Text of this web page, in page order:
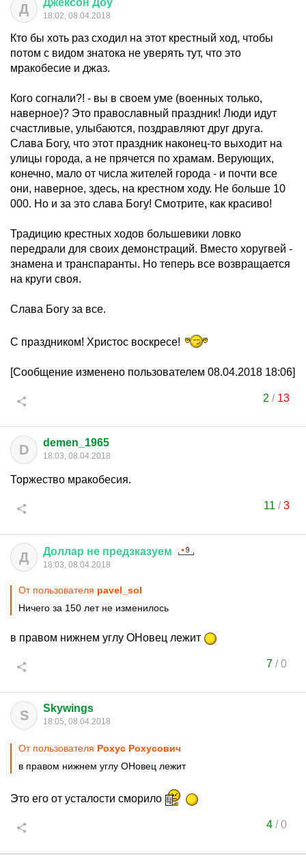
Д Джексон Доу
18:02, 08.04.2018
Кто бы хоть раз сходил на этот крестный ход, чтобы
потом с видом знатока не уверять тут, что это
мракобесие и джаз.
Кого согнали?! - вы в своем уме (военных только,
наверное)? Это православный праздник! Люди идут
счастливые, улыбаются, поздравляют друг друга.
Слава Богу, что этот праздник наконец-то выходит на
улицы города, а не прячется по храмам. Верующих,
конечно, мало от числа жителей города - и почти все
они, наверное, здесь, на крестном ходу. Не больше 10
000. Но и за это слава Богу! Смотрите, как красиво!
Традицию крестных ходов большевики ловко
передрали для своих демонстраций. Вместо хоругвей -
знамена и транспаранты. Но теперь все возвращается
на круги своя.
Слава Богу за все.
С праздником! Христос воскресе!
[Сообщение изменено пользователем 08.04.2018 18:06]
2 / 13
D demen_1965
18:03, 08.04.2018
Торжество мракобесия.
11/ 3
Д Доллар не предзказуем
18:03, 08.04.2018
От пользователя pavel_sol
Ничего за 150 лет не изменилось
в правом нижнем углу ОНовец лежит
7 / 0
S Skywings
18:05, 08.04.2018
От пользователя Рохус Рохусович
в правом нижнем углу ОНовец лежит
Это его от усталости сморило
4/ 0